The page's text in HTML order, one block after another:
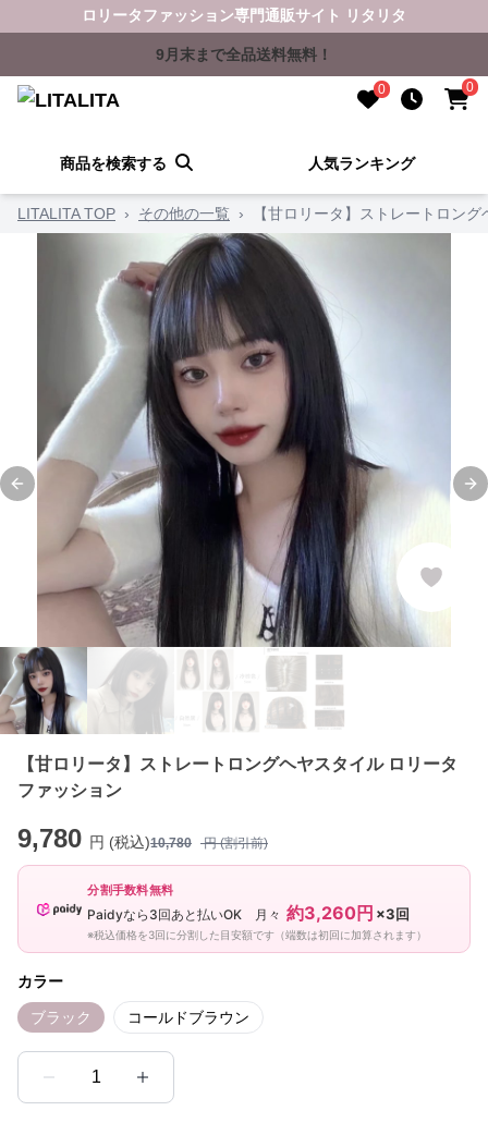
ロリータファッション専門通販サイト リタリタ
9月末まで全品送料無料！
0 0
商品を検索する 人気ランキング
LITALITA TOP › その他の一覧 › 【甘ロリータ】ストレートロン
Previous slide
【甘ロリータ】ストレートロングヘヤスタイル ロリータ
ファッション
9,780 円 (税込)10,780 円 (割引前)
分割手数料無料
Paidyなら3回あと払いOK 月々 約3,260円 ×3回
※税込価格を3回に分割した目安額です（端数は初回に加算されます）
カラー
ブラック コールドブラウン
1